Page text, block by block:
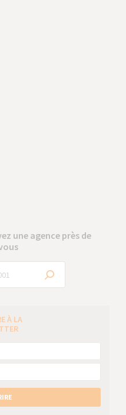
une agence près de
À LA